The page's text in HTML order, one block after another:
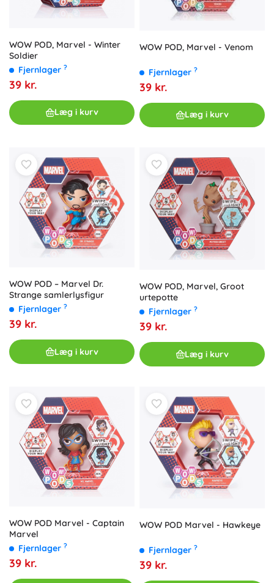
WOW POD, Marvel - Winter
Soldier
Fjernlager ?
39 kr.
Læg i kurv
WOW POD, Marvel - Venom
Fjernlager ?
39 kr.
Læg i kurv
WOW POD – Marvel Dr.
Strange samlerlysfigur
Fjernlager ?
39 kr.
Læg i kurv
WOW POD, Marvel, Groot
urtepotte
Fjernlager ?
39 kr.
Læg i kurv
WOW POD Marvel - Captain
Marvel
Fjernlager ?
39 kr.
WOW POD Marvel - Hawkeye
Fjernlager ?
39 kr.